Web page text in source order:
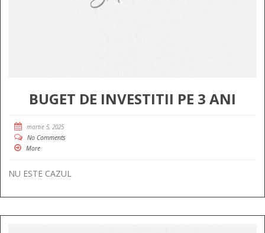
BUGET DE INVESTITII PE 3 ANI
martie 5, 2025
No Comments
More
NU ESTE CAZUL